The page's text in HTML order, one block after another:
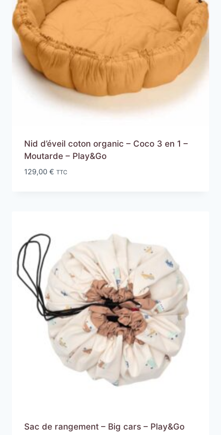
Nid d’éveil coton organic – Coco 3 en 1 –
Moutarde – Play&Go
129,00 € TTC
Sac de rangement – Big cars – Play&Go